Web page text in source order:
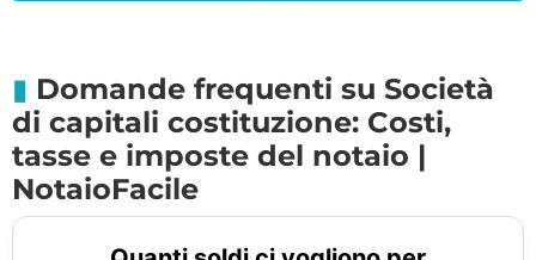
Domande frequenti su Società
di capitali costituzione: Costi,
tasse e imposte del notaio |
NotaioFacile